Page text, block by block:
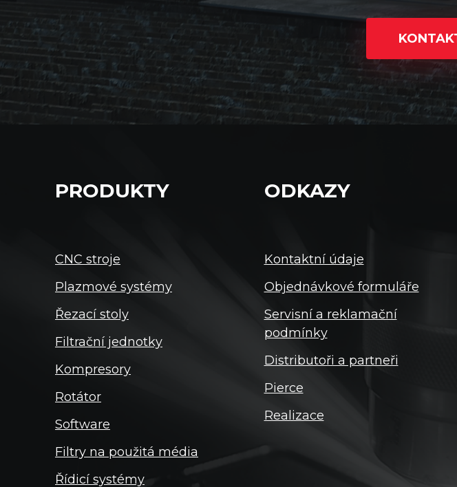
PRODUKTY
CNC stroje
Plazmové systémy
Řezací stoly
Filtrační jednotky
Kompresory
Rotátor
Software
Filtry na použitá média
Řídicí systémy
ODKAZY
Kontaktní údaje
Objednávkové formuláře
Servisní a reklamační
podmínky
Distributoři a partneři
Pierce
Realizace